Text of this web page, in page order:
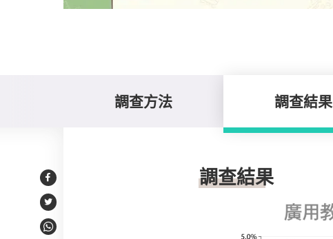
調查方法 調查結果
Facebook
Twitter
WhatsApp
調查結果